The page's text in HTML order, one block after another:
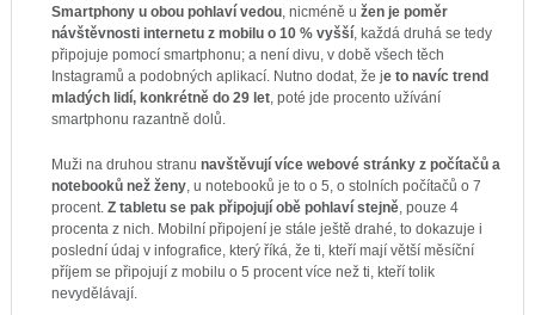
Smartphony u obou pohlaví vedou, nicméně u žen je poměr
návštěvnosti internetu z mobilu o 10 % vyšší, každá druhá se tedy
připojuje pomocí smartphonu; a není divu, v době všech těch
Instagramů a podobných aplikací. Nutno dodat, že je to navíc trend
mladých lidí, konkrétně do 29 let, poté jde procento užívání
smartphonu razantně dolů.
Muži na druhou stranu navštěvují více webové stránky z počítačů a
notebooků než ženy, u notebooků je to o 5, o stolních počítačů o 7
procent. Z tabletu se pak připojují obě pohlaví stejně, pouze 4
procenta z nich. Mobilní připojení je stále ještě drahé, to dokazuje i
poslední údaj v infografice, který říká, že ti, kteří mají větší měsíční
příjem se připojují z mobilu o 5 procent více než ti, kteří tolik
nevydělávají.